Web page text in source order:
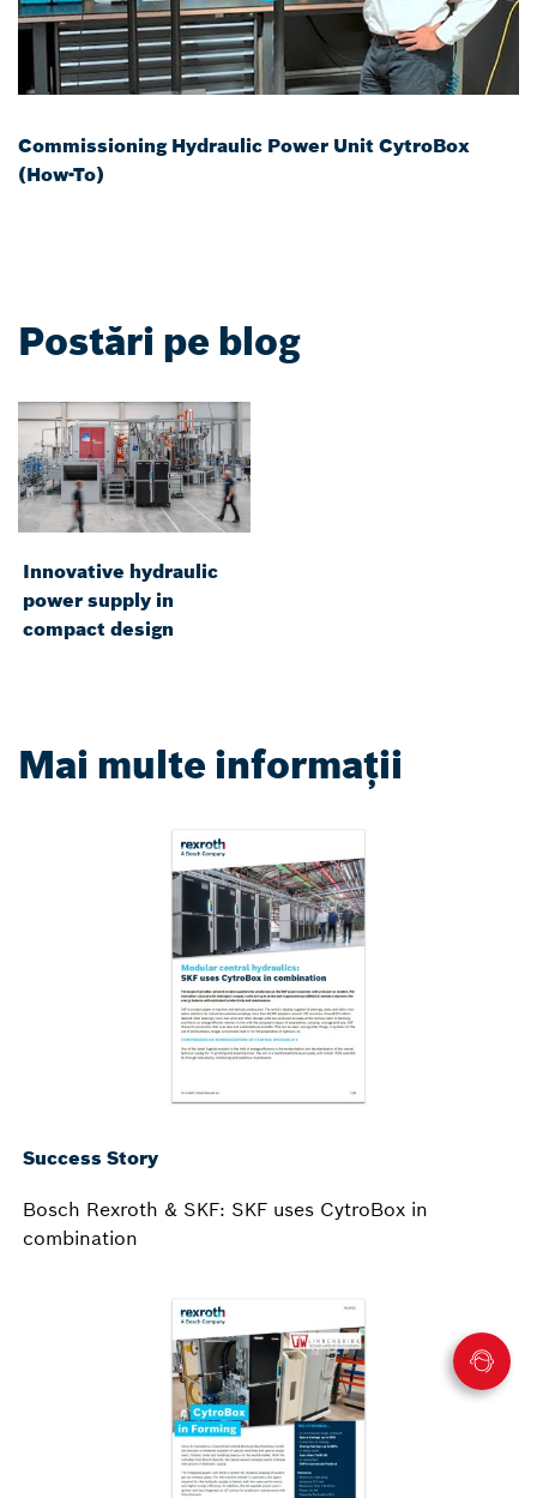
Commissioning Hydraulic Power Unit CytroBox
(How-To)
Postări pe blog
Innovative hydraulic
power supply in
compact design
Mai multe informații
Success Story
Bosch Rexroth & SKF: SKF uses CytroBox in
combination